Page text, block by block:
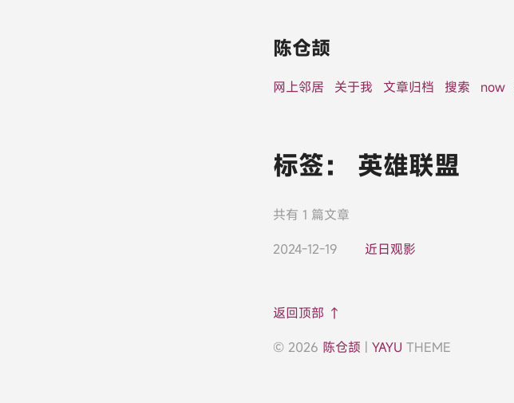
陈仓颉
网上邻居 关于我 文章归档 搜索 now
标签： 英雄联盟
共有 1 篇文章
2024-12-19
近日观影
返回顶部 ↑
© 2026 陈仓颉 | YAYU THEME